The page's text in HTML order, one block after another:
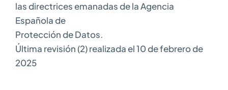
las directrices emanadas de la Agencia
Española de
Protección de Datos.
Última revisión (2) realizada el 10 de febrero de
2025